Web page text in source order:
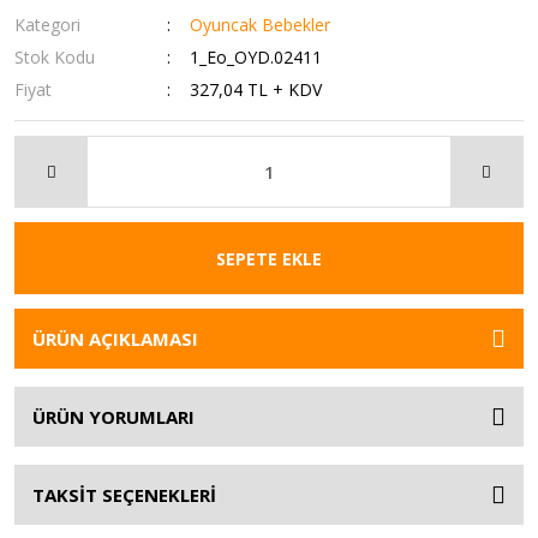
Kategori
Oyuncak Bebekler
Stok Kodu
1_Eo_OYD.02411
Fiyat
327,04 TL + KDV
SEPETE EKLE
ÜRÜN AÇIKLAMASI
ÜRÜN YORUMLARI
TAKSİT SEÇENEKLERİ